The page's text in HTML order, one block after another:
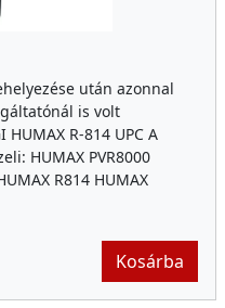
után azonnal
is volt
R-814 UPC A
HUMAX PVR8000
R814 HUMAX
Kosárba